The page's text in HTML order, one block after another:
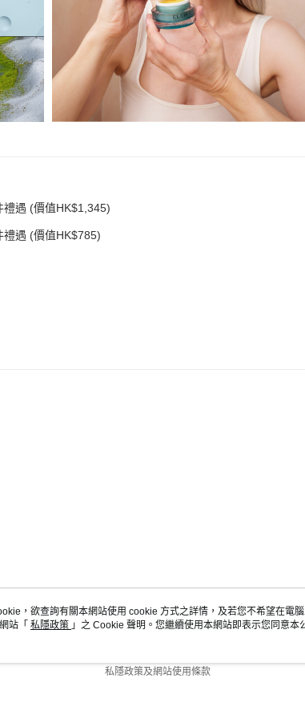
禮遇 (價值HK$1,345)
禮遇 (價值HK$785)
關於我們
私隱政策及網站使用條款
，欲查詢有關本網站使用 cookie 方式之詳情，及若您不希望在電
站「 私隱政策 」之 Cookie 聲明。您繼續使用本網站即表示您同意